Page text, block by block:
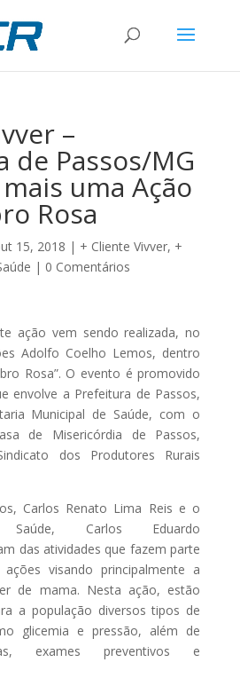
–
de Passos/MG
uma Ação
Rosa
15, 2018 | + Cliente Vivver, +
| 0 Comentários
ação vem sendo realizada, no
Adolfo Coelho Lemos, dentro
Rosa”. O evento é promovido
envolve a Prefeitura de Passos,
Municipal de Saúde, com o
de Misericórdia de Passos,
dos Produtores Rurais
Carlos Renato Lima Reis e o
Carlos Eduardo
das atividades que fazem parte
visando principalmente a
de mama. Nesta ação, estão
a população diversos tipos de
glicemia e pressão, além de
exames preventivos e